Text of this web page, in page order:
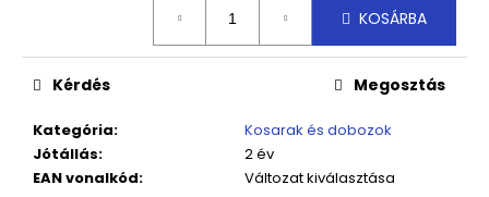
KOSÁRBA
Kategória:
Kosarak és dobozok
Jótállás:
2 év
EAN vonalkód: Változat kiválasztása
Kérdés Megosztás